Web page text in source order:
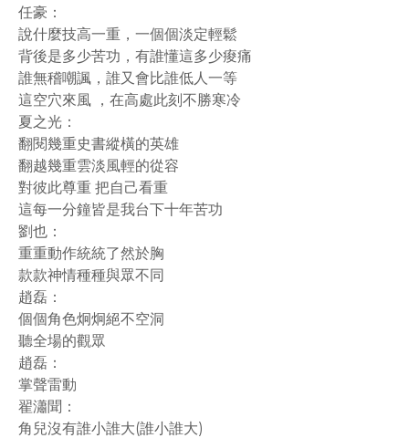
任豪：
說什麼技高一重，一個個淡定輕鬆
背後是多少苦功，有誰懂這多少痠痛
誰無稽嘲諷，誰又會比誰低人一等
這空穴來風 ，在高處此刻不勝寒冷
夏之光：
翻閱幾重史書縱橫的英雄
翻越幾重雲淡風輕的從容
對彼此尊重 把自己看重
這每一分鐘皆是我台下十年苦功
劉也：
重重動作統統了然於胸
款款神情種種與眾不同
趙磊：
個個角色炯炯絕不空洞
聽全場的觀眾
趙磊：
掌聲雷動
翟瀟聞：
角兒沒有誰小誰大(誰小誰大)